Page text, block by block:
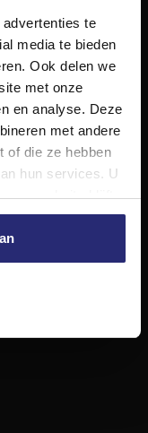
te
media te bieden
Ook delen we
met onze
en analyse. Deze
met andere
of die ze hebben
hun services. U
website blijft
met
kennis